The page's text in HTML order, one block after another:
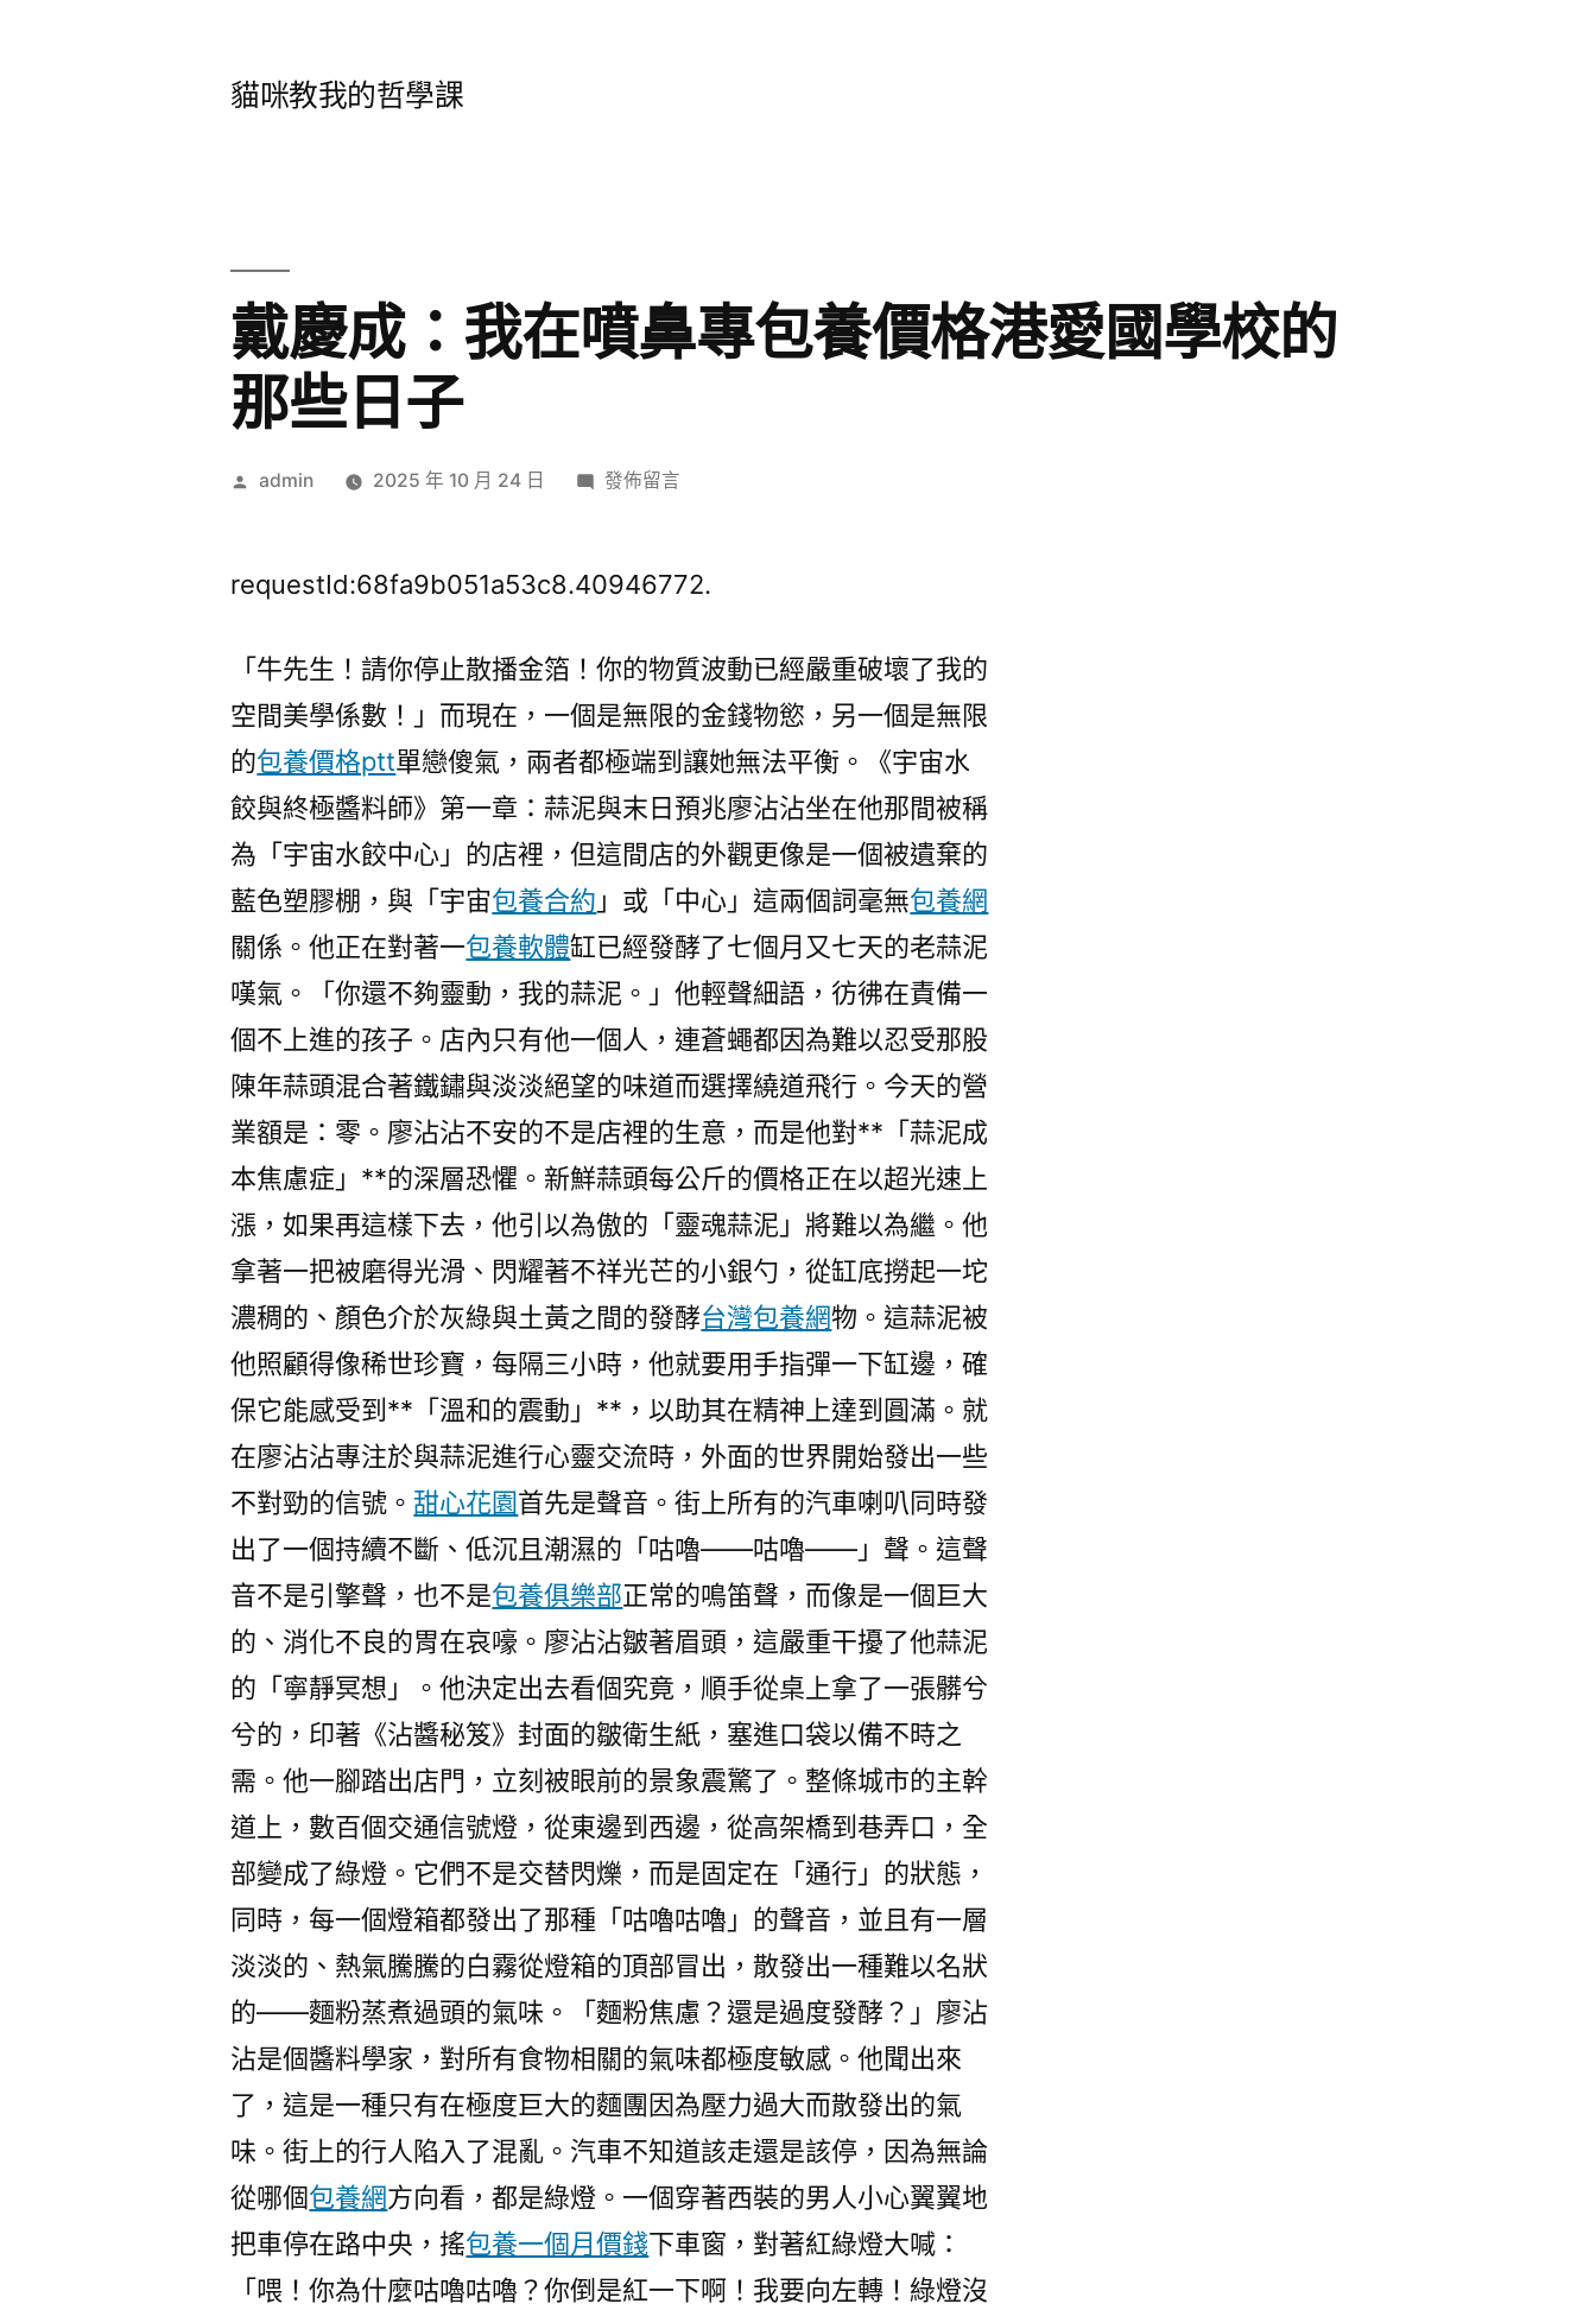
貓咪教我的哲學課
戴慶成：我在噴鼻專包養價格港愛國學校的
那些日子
作
admin 2025 年 10 月 24 日
在
成：
噴
鼻
專
包
養
價
港
愛
國
學
校
的
些
日
子〉
發佈留言
requestId:68fa9b051a53c8.40946772.
「牛先生！請你停止散播金箔！你的物質波動已經嚴重破壞了我的
空間美學係數！」而現在，一個是無限的金錢物慾，另一個是無限
的包養價格ptt單戀傻氣，兩者都極端到讓她無法平衡。《宇宙水
餃與終極醬料師》第一章：蒜泥與末日預兆廖沾沾坐在他那間被稱
為「宇宙水餃中心」的店裡，但這間店的外觀更像是一個被遺棄的
藍色塑膠棚，與「宇宙包養合約 」或「中心」這兩個詞毫無包養網
關係。他正在對著一包養軟體缸已經發酵了七個月又七天的老蒜泥
嘆氣。「你還不夠靈動，我的蒜泥。」他輕聲細語，彷彿在責備一
個不上進的孩子。店內只有他一個人，連蒼蠅都因為難以忍受那股
陳年蒜頭混合著鐵鏽與淡淡絕望的味道而選擇繞道飛行。今天的營
業額是：零。廖沾沾不安的不是店裡的生意，而是他對**「蒜泥成
本焦慮症」**的深層恐懼。新鮮蒜頭每公斤的價格正在以超光速上
漲，如果再這樣下去，他引以為傲的「靈魂蒜泥」將難以為繼。他
拿著一把被磨得光滑、閃耀著不祥光芒的小銀勺，從缸底撈起一坨
濃稠的、顏色介於灰綠與土黃之間的發酵台灣包養網物。這蒜泥被
他照顧得像稀世珍寶，每隔三小時，他就要用手指彈一下缸邊，確
保它能感受到**「溫和的震動」**，以助其在精神上達到圓滿。就
在廖沾沾專注於與蒜泥進行心靈交流時，外面的世界開始發出一些
不對勁的信號。甜心花園首先是聲音。街上所有的汽車喇叭同時發
出了一個持續不斷、低沉且潮濕的「咕嚕——咕嚕——」聲。這聲
音不是引擎聲，也不是包養俱樂部正常的鳴笛聲，而像是一個巨大
的、消化不良的胃在哀嚎。廖沾沾皺著眉頭，這嚴重干擾了他蒜泥
的「寧靜冥想」。他決定出去看個究竟，順手從桌上拿了一張髒兮
兮的，印著《沾醬秘笈》封面的皺衛生紙，塞進口袋以備不時之
需。他一腳踏出店門，立刻被眼前的景象震驚了。整條城市的主幹
道上，數百個交通信號燈，從東邊到西邊，從高架橋到巷弄口，全
部變成了綠燈。它們不是交替閃爍，而是固定在「通行」的狀態，
同時，每一個燈箱都發出了那種「咕嚕咕嚕」的聲音，並且有一層
淡淡的、熱氣騰騰的白霧從燈箱的頂部冒出，散發出一種難以名狀
的——麵粉蒸煮過頭的氣味。「麵粉焦慮？還是過度發酵？」廖沾
沾是個醬料學家，對所有食物相關的氣味都極度敏感。他聞出來
了，這是一種只有在極度巨大的麵團因為壓力過大而散發出的氣
味。街上的行人陷入了混亂。汽車不知道該走還是該停，因為無論
從哪個包養網方向看，都是綠燈。一個穿著西裝的男人小心翼翼地
把車停在路中央，搖包養一個月價錢下車窗，對著紅綠燈大喊：
「喂！你為什麼咕嚕咕嚕？你倒是紅一下啊！我要向左轉！綠燈沒